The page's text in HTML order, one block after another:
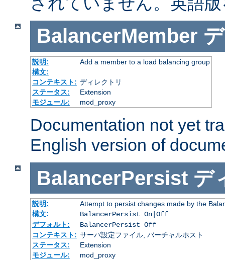
BalancerMember
説明:
Add a member to a load balancing group
構文:
コンテキスト: ディレクトリ
ステータス:
Extension
モジュール:
mod_proxy
Documentation not yet
English version of
BalancerPersist デ
説明:
Attempt to persist changes made by the
構文:
BalancerPersist On|Off
デフォルト:
BalancerPersist Off
コンテキスト: サーバ設定ファイル, バーチャルホスト
ステータス:
Extension
モジュール:
mod_proxy